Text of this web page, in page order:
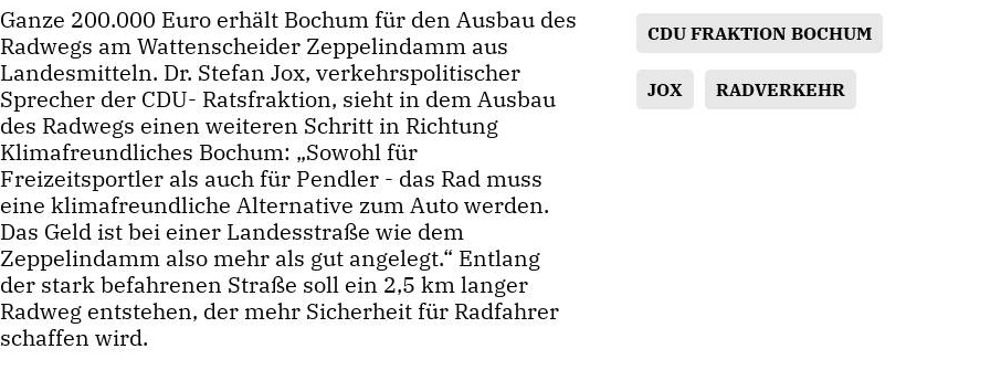
Ganze 200.000 Euro erhält Bochum für den Ausbau des
Radwegs am Wattenscheider Zeppelindamm aus
Landesmitteln. Dr. Stefan Jox, verkehrspolitischer
Sprecher der CDU- Ratsfraktion, sieht in dem Ausbau
des Radwegs einen weiteren Schritt in Richtung
Klimafreundliches Bochum: „Sowohl für
Freizeitsportler als auch für Pendler - das Rad muss
eine klimafreundliche Alternative zum Auto werden.
Das Geld ist bei einer Landesstraße wie dem
Zeppelindamm also mehr als gut angelegt.“ Entlang
der stark befahrenen Straße soll ein 2,5 km langer
Radweg entstehen, der mehr Sicherheit für Radfahrer
schaffen wird.
CDU FRAKTION BOCHUM
JOX RADVERKEHR